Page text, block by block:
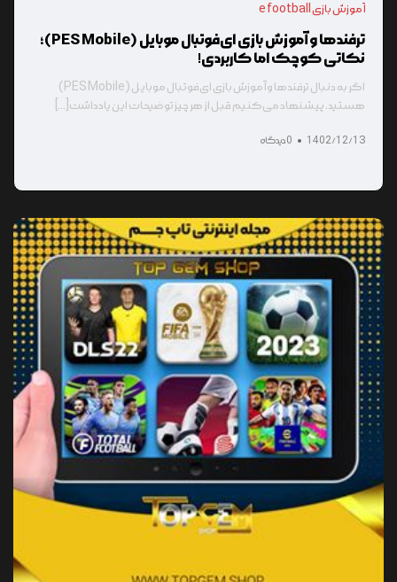
آموزش بازی e football
ترفندها و آموزش بازی ای‌فوتبال موبایل (PES Mobile)؛
نکاتی کوچک اما کاربردی!
اگر به دنبال ترفندها و آموزش بازی ای‌فوتبال موبایل (PES Mobile)
هستید، پیشنهاد می‌کنیم قبل از هر چیز توضیحات این یادداشت[...]
1402/12/13 0 دیدگاه